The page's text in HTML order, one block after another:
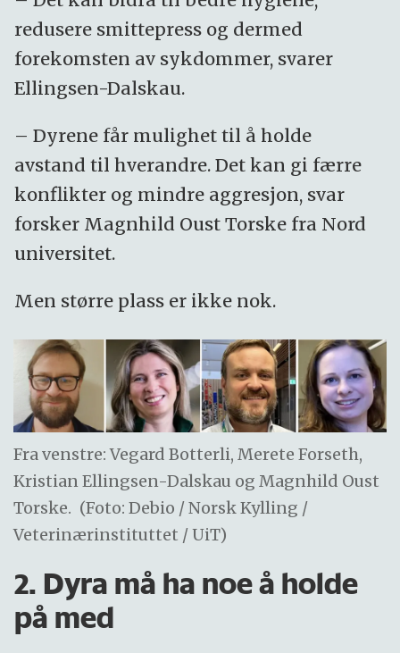
redusere smittepress og dermed
forekomsten av sykdommer, svarer
Ellingsen-Dalskau.
– Dyrene får mulighet til å holde
avstand til hverandre. Det kan gi færre
konflikter og mindre aggresjon, svar
forsker Magnhild Oust Torske fra Nord
universitet.
Men større plass er ikke nok.
Fra venstre: Vegard Botterli, Merete Forseth,
Kristian Ellingsen-Dalskau og Magnhild Oust
Torske. (Foto: Debio / Norsk Kylling /
Veterinærinstituttet / UiT)
2. Dyra må ha noe å holde
på med